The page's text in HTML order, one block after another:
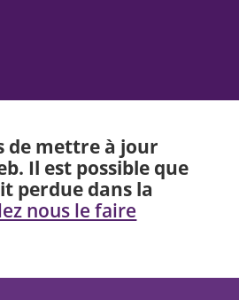
de mettre à jour
Il est possible que
perdue dans la
nous le faire